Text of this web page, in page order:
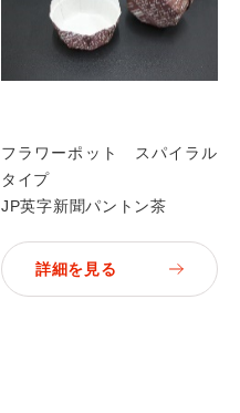
フラワーポット スパイラル
タイプ
JP英字新聞パントン茶
詳細を見る